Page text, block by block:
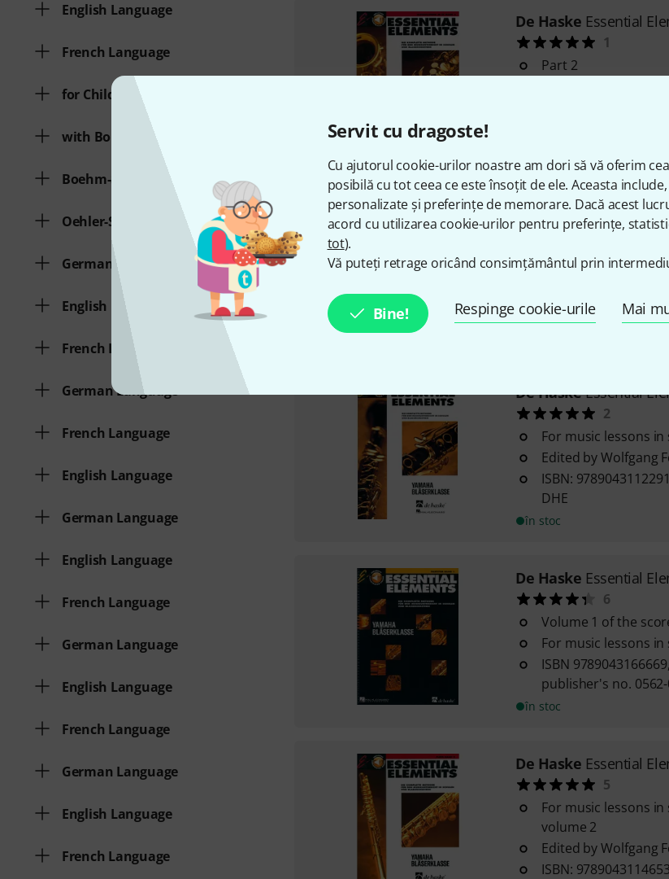
Servit cu dragoste!
Cu ajutorul cookie-urilor noastre am dori să vă oferim
posibilă cu tot ceea ce este însoțit de ele. Aceasta
personalizate și preferințe de memorare. Dacă acest
acord cu utilizarea cookie-urilor pentru preferințe,
tot).
Vă puteți retrage oricând consimțământul prin
Bine! Respinge cookie-urile Mai
English Language
French Language
for Children
with Bonus Audio/Video
Boehm-System
Oehler-System
German Language
English Language
French Language
German Language
French Language
English Language
German Language
English Language
French Language
German Language
English Language
French Language
German Language
English Language
French Language
De Haske Essential
1
Part 2
De HaskeEssential
5
ISBN:
Format: 23 x 30.5 cm
De HaskeEssential
2
For music lessons
Edited by Wolfgang
ISBN:
DHE
în stoc
De Haske Essential
6
Volume 1 of the
For music lessons
ISBN
publisher's no.
în stoc
De Haske Essential
5
For music lessons
volume 2
Edited by Wolfgang
ISBN: